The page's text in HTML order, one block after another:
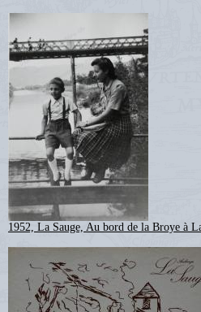
1952, La Sauge, Au bord de la Broye à